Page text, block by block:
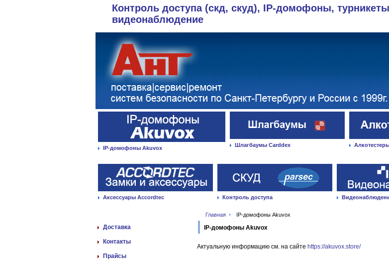
Контроль доступа (скд, скуд), IP-домофоны,
видеонаблюдение
IP-домофоны Akuvox Шлагбаумы Carddex
Аксессуары Accordtec Контроль доступа
Главная IP-домофоны Akuvox
Доставка
Контакты
Прайсы
IP-домофоны Akuvox
Актуальную информацию см. на сайте https://akuvox.store/